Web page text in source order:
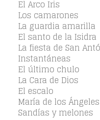
El Arco Iris
Los camarones
La guardia amarilla
El santo de la Isidra
La fiesta de San
Instantáneas
El último chulo
La Cara de Dios
El escalo
María de los Ángeles
Sandías y melones